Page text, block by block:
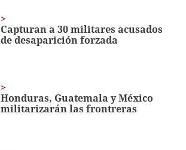
Capturan a 30 militares acusados
de desaparición forzada
Honduras, Guatemala y México
militarizarán las frontreras